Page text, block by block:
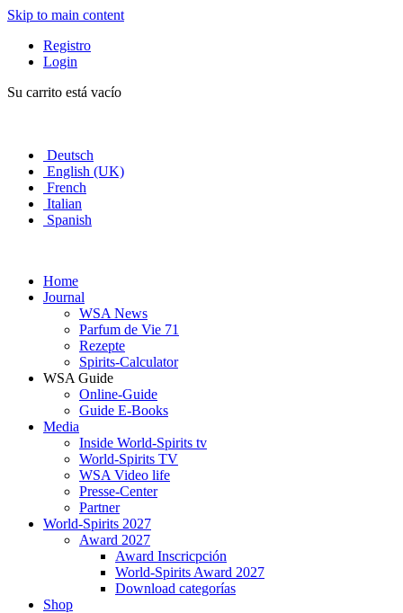
Skip to main content
Registro
Login
Su carrito está vacío
Deutsch
English (UK)
French
Italian
Spanish
Home
Journal
WSA News
Parfum de Vie 71
Rezepte
Spirits-Calculator
WSA Guide
Online-Guide
Guide E-Books
Media
Inside World-Spirits tv
World-Spirits TV
WSA Video life
Presse-Center
Partner
World-Spirits 2027
Award 2027
Award Inscricpción
World-Spirits Award 2027
Download categorías
Shop